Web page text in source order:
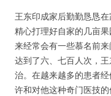
王东印成家后勤勤恳恳
精心打理好自家的几亩
来经常会有一些慕名前
达到了六、七百人次，
治。在越来越多的患者
许和对他这种奇门医技